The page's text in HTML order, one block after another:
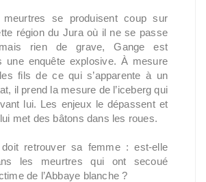
meurtres se produisent coup sur
région du Jura où il ne se passe
rien de grave, Gange est
une enquête explosive. À mesure
fils de ce qui s’apparente à un
il prend la mesure de l’iceberg qui
lui. Les enjeux le dépassent et
met des bâtons dans les roues.
retrouver sa femme : est-elle
les meurtres qui ont secoué
de l’Abbaye blanche ?